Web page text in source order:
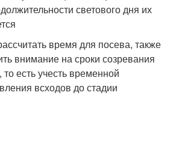
светового дня их
время для посева, также
внимание на сроки созревания
то есть учесть временной
всходов до стадии